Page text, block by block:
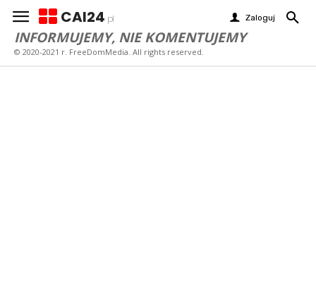
CAI24 pl Zaloguj
INFORMUJEMY, NIE KOMENTUJEMY
© 2020-2021 r. FreeDomMedia. All rights reserved.